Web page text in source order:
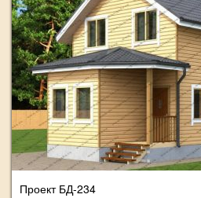
Проект БД-234